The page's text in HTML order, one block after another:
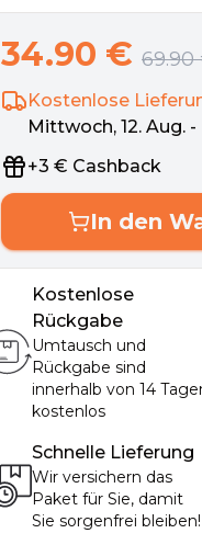
34.90 € 69.90
Kostenlose
Mittwoch, 12. Aug.
+3 € Cashback
In den
Kostenlose
Rückgabe
Umtausch und
Rückgabe sind
innerhalb von 14
kostenlos
Schnelle Lieferung
Wir versichern das
Paket für Sie, damit
Sie sorgenfrei bleiben!